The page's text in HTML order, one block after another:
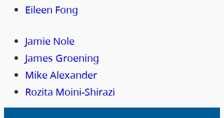
Eileen Fong
Jamie Nole
James Groening
Mike Alexander
Rozita Moini-Shirazi